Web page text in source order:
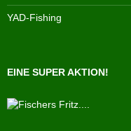
YAD-Fishing
EINE SUPER AKTION!